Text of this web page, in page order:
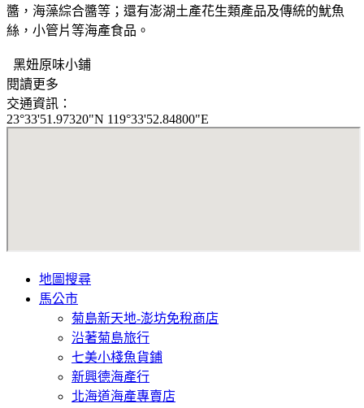
醬，海藻綜合醬等；還有澎湖土產花生類產品及傳統的魷魚
絲，小管片等海產食品。
黑妞原味小鋪
閱讀更多
交通資訊：
23°33'51.97320"N 119°33'52.84800"E
地圖搜尋
馬公市
菊島新天地-澎坊免稅商店
沿著菊島旅行
七美小棧魚貨鋪
新興德海產行
北海道海產專賣店